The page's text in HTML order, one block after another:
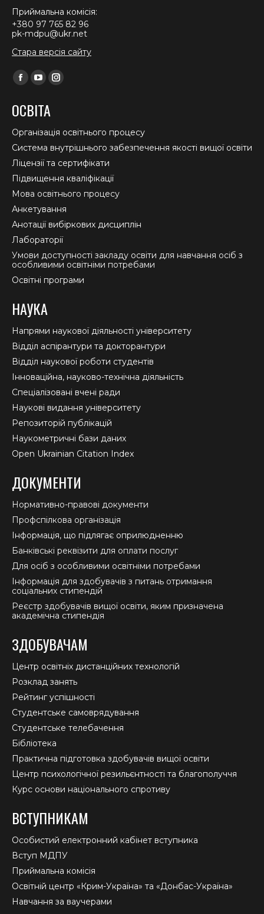
Приймальна комісія:
+380 97 765 82 96
pk-mdpu@ukr.net
Стара версія сайту
Find us on:
Facebook
opens
in
new
window
YouTube
opens
in
new
window
Instagram
in
new
window
ОСВІТА
Організація освітнього процесу
Система внутрішнього забезпечення якості вищої освіти
Ліцензії та сертифікати
Підвищення кваліфікації
Мова освітнього процесу
Анкетування
Анотації вибіркових дисциплін
Лабораторії
Умови доступності закладу освіти для навчання осіб з
особливими освітніми потребами
Освітні програми
НАУКА
Напрями наукової діяльності університету
Відділ аспірантури та докторантури
Відділ наукової роботи студентів
Інноваційна, науково-технічна діяльність
Спеціалізовані вчені ради
Наукові видання університету
Репозиторій публікацій
Наукометричні бази даних
Open Ukrainian Citation Index
ДОКУМЕНТИ
Нормативно-правові документи
Профспілкова організація
Інформація, що підлягає оприлюдненню
Банківські реквізити для оплати послуг
Для осіб з особливими освітніми потребами
Інформація для здобувачів з питань отримання
соціальних стипендій
Реєстр здобувачів вищої освіти, яким призначена
академічна стипендія
ЗДОБУВАЧАМ
Центр освітніх дистанційних технологій
Розклад занять
Рейтинг успішності
Студентське самоврядування
Студентське телебачення
Бібліотека
Практична підготовка здобувачів вищої освіти
Центр психологічної резильєнтності та благополуччя
Курс основи національного спротиву
ВСТУПНИКАМ
Особистий електронний кабінет вступника
Вступ МДПУ
Приймальна комісія
Освітній центр «Крим-Україна» та «Донбас-Україна»
Навчання за ваучерами